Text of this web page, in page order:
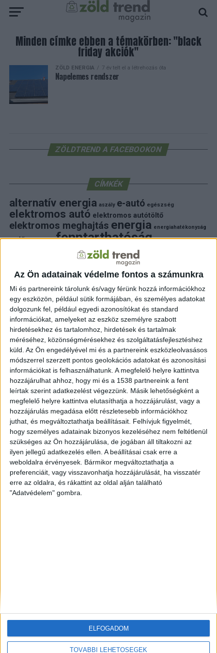
Az Ön adatainak védelme fontos a számunkra
Mi és partnereink tárolunk és/vagy férünk hozzá információkhoz
egy eszközön, például sütik formájában, és személyes adatokat
dolgozunk fel, például egyedi azonosítókat és standard
információkat, amelyeket az eszköz személyre szabott
hirdetésekhez és tartalomhoz, hirdetések és tartalmak
méréséhez, közönségmérésekhez és szolgáltatásfejlesztéshez
küld. Az Ön engedélyével mi és a partnereink eszközleolvasásos
módszerrel szerzett pontos geolokációs adatokat és azonosítási
információkat is felhasználhatunk. A megfelelő helyre kattintva
hozzájárulhat ahhoz, hogy mi és a 1538 partnereink a fent
leírtak szerint adatkezelést végezzünk. Másik lehetőségként a
megfelelő helyre kattintva elutasíthatja a hozzájárulást, vagy a
hozzájárulás megadása előtt részletesebb információkhoz
juthat, és megváltoztathatja beállításait. Felhívjuk figyelmét,
hogy személyes adatainak bizonyos kezeléséhez nem feltétlenül
szükséges az Ön hozzájárulása, de jogában áll tiltakozni az
ilyen jellegű adatkezelés ellen. A beállításai csak erre a
weboldalra érvényesek. Bármikor megváltoztathatja a
preferenciáit, vagy visszavonhatja hozzájárulását, ha visszatér
erre az oldalra, és rákattint az oldal alján található
"Adatvédelem" gombra.
TOVÁBBI LEHETŐSÉGEK
ELFOGADOM
Minden címke ebben a témakörben: "black
friday akciók"
ZÖLD ENERGIA 7 év telt el a létrehozás óta
Napelemes rendszer
ZÖLDTREND A FACEBOOKON
CÍMKÉK
alternatív energia aszály e-autó egészség
elektromos autó elektromos autótöltő
elektromos meghajtás energia energiahatékonyság
erdő fejlesztés fenntarthatóság fotovoltaikus
hulladék időjárás klímaváltozás
környezet
környezetvédelem környezetvédelmi hírek
közlekedés megújuló energia mezőgazdaság
napelemnapelemeknapenergia
naperőmű solar solar energy szelektiv hulladék természet
természetvédelem villamosenergia villanyautó víz
autó
zöld energia zöld energiaforrás zöld hirek
állatvédelem áram életmód újrahasznosítás
FRISS HÍREK
ZÖLDINFÓ 6 óra telt el a létrehozás óta
új program támogatja a magyar kkv-k fenntartható
működését
ZÖLDINFÓ 7 óra telt el a létrehozás óta
A klímaváltozás új korszakot nyit a Dunán: a jövő
vízgazdálkodásához új szemléletre lesz szükség
ZÖLDINFÓ 8 óra telt el a létrehozás óta
Hőségriasztás Magyarországon: emelkedik a Duna,
miközben rekordközeli a rendszerterhelés
ZÖLD KÖZLEKEDÉS